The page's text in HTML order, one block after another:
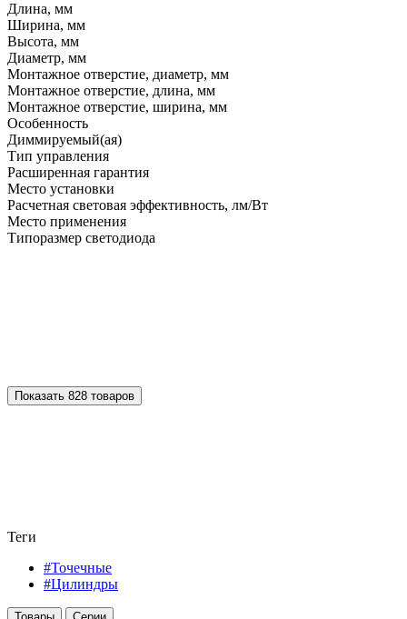
Длина, мм
Ширина, мм
Высота, мм
Диаметр, мм
Монтажное отверстие, диаметр, мм
Монтажное отверстие, длина, мм
Монтажное отверстие, ширина, мм
Особенность
Диммируемый(ая)
Тип управления
Расширенная гарантия
Место установки
Расчетная световая эффективность, лм/Вт
Место применения
Типоразмер светодиода
Показать 828 товаров
Теги
#Точечные
#Цилиндры